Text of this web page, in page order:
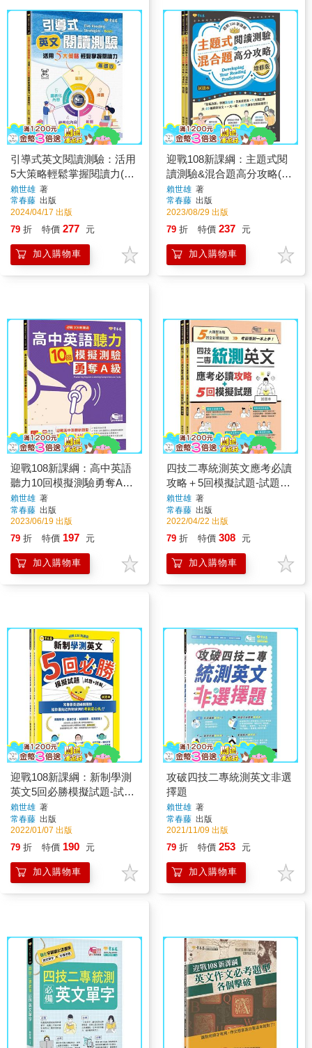
引導式英文閱讀測驗：活用
5大策略輕鬆掌握閱讀力(基
礎版)＋ QR Code音檔
賴世雄 著
常春藤 出版
2024/04/17 出版
79 折 特價 277 元
加入購物車
迎戰108新課綱：主題式閱
讀測驗&混合題高分攻略(增
修版)-試題本＋詳解本
賴世雄 著
常春藤 出版
2023/08/29 出版
79 折 特價 237 元
加入購物車
迎戰108新課綱：高中英語
聽力10回模擬測驗勇奪A級
＋1MP3
賴世雄 著
常春藤 出版
2023/06/19 出版
79 折 特價 197 元
加入購物車
四技二專統測英文應考必讀
攻略＋5回模擬試題-試題本
＋詳解本
賴世雄 著
常春藤 出版
2022/04/22 出版
79 折 特價 308 元
加入購物車
迎戰108新課綱：新制學測
英文5回必勝模擬試題-試題
本＋詳解本
賴世雄 著
常春藤 出版
2022/01/07 出版
79 折 特價 190 元
加入購物車
攻破四技二專統測英文非選
擇題
賴世雄 著
常春藤 出版
2021/11/09 出版
79 折 特價 253 元
加入購物車